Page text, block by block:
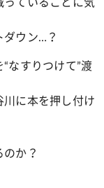
ダウン…？
なすりつけて”渡
に本を押し付け
か？